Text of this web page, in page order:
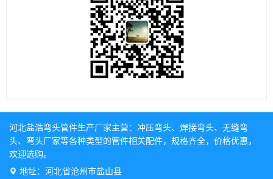
河北盐浩弯头管件生产厂家主营： 冲压弯头、 焊接弯头、 无缝弯
头、 弯头厂家等各种类型的管件相关配件，规格齐全，价格优惠，
欢迎选购。
地址：河北省沧州市盐山县